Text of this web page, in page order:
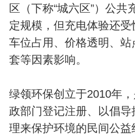
区（下称“城六区”）公共
定规模，但充电体验还受
车位占用、价格透明、
套等因素影响。
绿领环保创立于2010年
政部门登记注册、以倡
理来保护环境的民间公益